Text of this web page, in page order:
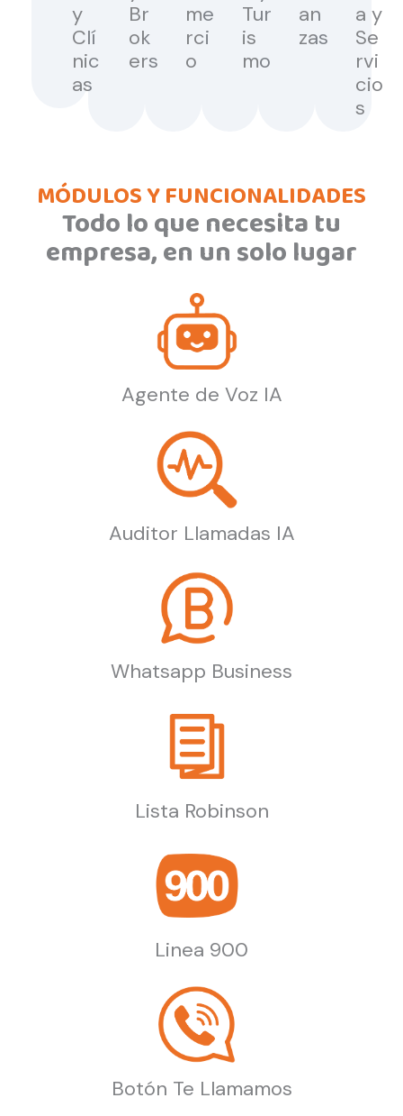
y
Clí
nic
as
Br
ok
ers
me
rci
o
Tur
is
mo
an
zas
a y
Se
rvi
cio
s
MÓDULOS Y FUNCIONALIDADES
Todo lo que necesita tu
empresa, en un solo lugar
Agente de Voz IA
Auditor Llamadas IA
Whatsapp Business
Lista Robinson
Linea 900
Botón Te Llamamos